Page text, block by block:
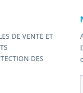
DE VENTE ET
DES